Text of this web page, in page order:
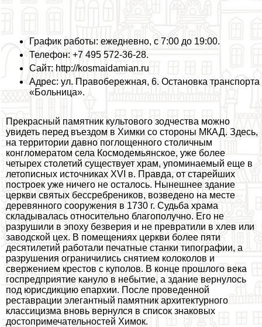
График работы: ежедневно, с 7:00 до 19:00.
Телефон: +7 495 572-36-28.
Сайт: http://kosmaidamian.ru
Адрес: ул. Правобережная, 6. Остановка трaнcпорта
«Больница».
Прекрасный памятник культового зодчества можно
увидеть перед въездом в Химки со стороны МКАД. Здесь,
на территории давно поглощенного столичным
конгломератом села Космодемьянское, уже более
четырех столетий существует храм, упоминаемый еще в
летописных источниках XVI в. Правда, от старейших
построек уже ничего не осталось. Нынешнее здание
церкви святых бессребреников, возведено на месте
деревянного сооружения в 1730 г. Судьба храма
складывалась относительно благополучно. Его не
разрушили в эпоху безверия и не превратили в хлев или
заводской цех. В помещениях церкви более пяти
десятилетий работали печатные станки типографии, а
разрушения ограничились снятием колоколов и
свержением крестов с куполов. В конце прошлого века
госпредприятие кануло в небытие, а здание вернулось
под юрисдикцию епархии. После проведенной
реставрации элегантный памятник архитектурного
классицизма вновь вернулся в список знаковых
достопримечательностей Химок.